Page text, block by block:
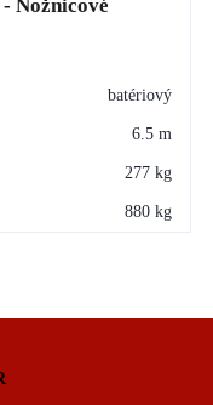
Nožnicové
batériový
6.5 m
277 kg
880 kg